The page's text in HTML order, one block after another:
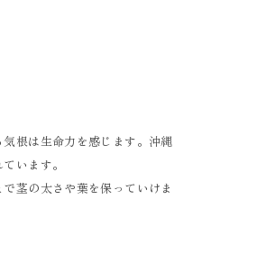
根は生命力を感じます。沖縄
います。
茎の太さや葉を保っていけま